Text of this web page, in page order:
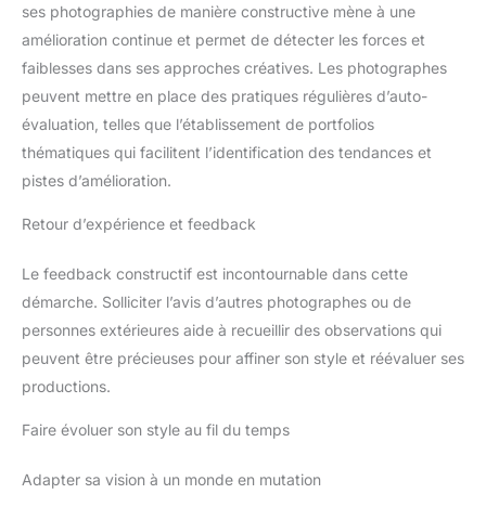
ses photographies de manière constructive mène à une
amélioration continue et permet de détecter les forces et
faiblesses dans ses approches créatives. Les photographes
peuvent mettre en place des pratiques régulières d’auto-
évaluation, telles que l’établissement de portfolios
thématiques qui facilitent l’identification des tendances et
pistes d’amélioration.
Retour d’expérience et feedback
Le feedback constructif est incontournable dans cette
démarche. Solliciter l’avis d’autres photographes ou de
personnes extérieures aide à recueillir des observations qui
peuvent être précieuses pour affiner son style et réévaluer ses
productions.
Faire évoluer son style au fil du temps
Adapter sa vision à un monde en mutation